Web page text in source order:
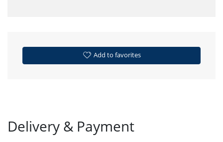
Add to favorites
Delivery & Payment